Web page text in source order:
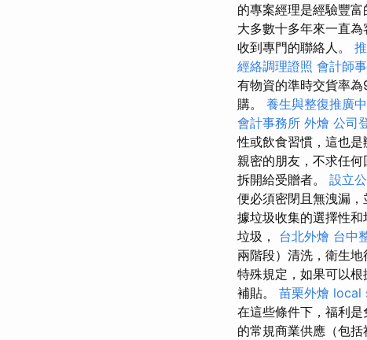
的專案經理是經驗豐
大多數十多年來一直
收到專門的聯絡人。
經絡調理證照 會計師
有物資的準時交貨率
購。 養生與整復推廣
會計事務所 外燴 公司
性或飲食習慣，這也
親密的朋友，不求任何
拆開給受贈者。 設立
便必須密閉且無洩漏
據垃圾收集的選擇性
垃圾， 台北外燴 台中
兩階段）清洗，衛生地
特殊規定，如果可以
補貼。 苗栗外燴 local
在這些條件下，福利
的常規商業供應（包